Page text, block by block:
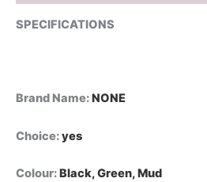
SPECIFICATIONS
Brand Name: NONE
Choice:yes
Colour:Black, Green, Mud